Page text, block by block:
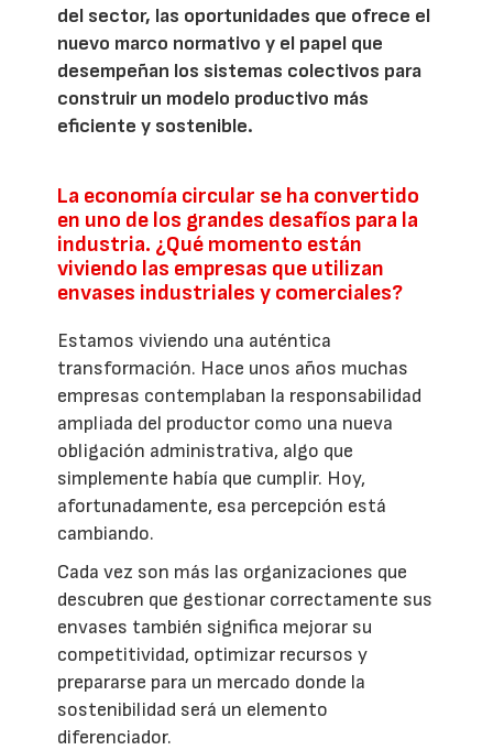
del sector, las oportunidades que ofrece el
nuevo marco normativo y el papel que
desempeñan los sistemas colectivos para
construir un modelo productivo más
eficiente y sostenible.
La economía circular se ha convertido
en uno de los grandes desafíos para la
industria. ¿Qué momento están
viviendo las empresas que utilizan
envases industriales y comerciales?
Estamos viviendo una auténtica
transformación. Hace unos años muchas
empresas contemplaban la responsabilidad
ampliada del productor como una nueva
obligación administrativa, algo que
simplemente había que cumplir. Hoy,
afortunadamente, esa percepción está
cambiando.
Cada vez son más las organizaciones que
descubren que gestionar correctamente sus
envases también significa mejorar su
competitividad, optimizar recursos y
prepararse para un mercado donde la
sostenibilidad será un elemento
diferenciador.